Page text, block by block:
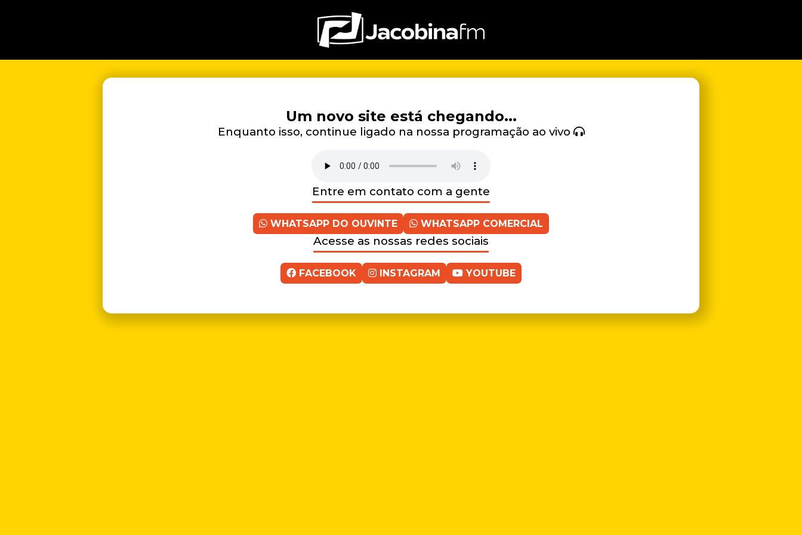
Um novo site está chegando...
Enquanto isso, continue ligado na nossa programação ao vivo
Entre em contato com a gente
WHATSAPP DO OUVINTE WHATSAPP COMERCIAL
Acesse as nossas redes sociais
FACEBOOK INSTAGRAM YOUTUBE